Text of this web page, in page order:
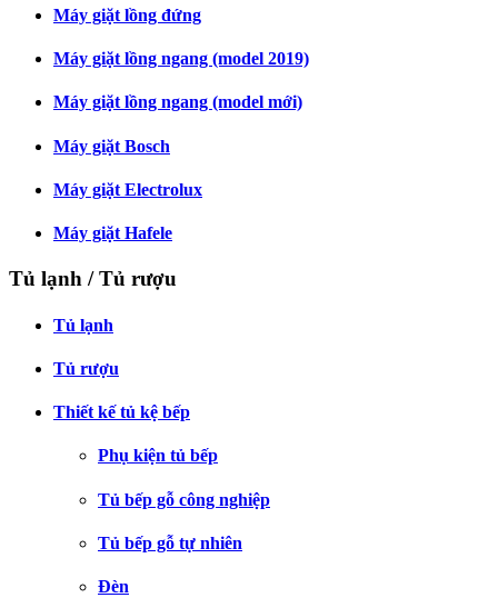
Máy giặt lồng đứng
Máy giặt lồng ngang (model 2019)
Máy giặt lồng ngang (model mới)
Máy giặt Bosch
Máy giặt Electrolux
Máy giặt Hafele
Tủ lạnh / Tủ rượu
Tủ lạnh
Tủ rượu
Thiết kế tủ kệ bếp
Phụ kiện tủ bếp
Tủ bếp gỗ công nghiệp
Tủ bếp gỗ tự nhiên
Đèn